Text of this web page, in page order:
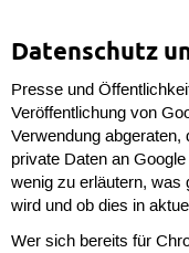
Datenschutz
Presse und
Veröffentlichung von
Verwendung
private Daten an
wenig zu erläutern, was
wird und ob dies in
Wer sich bereits für